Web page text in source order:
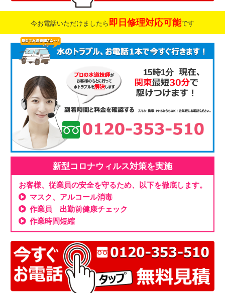
今お電話いただけましたら 即日修理対応可能です
15時1分
新型コロナウィルス対策を実施
お客様、従業員の安全を守るため、以下を徹底します。
マスク、アルコール消毒
作業員 出勤前健康チェック
作業時間短縮